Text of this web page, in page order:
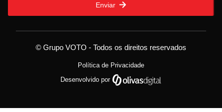
Enviar
© Grupo VOTO - Todos os direitos reservados
Política de Privacidade
Desenvolvido por